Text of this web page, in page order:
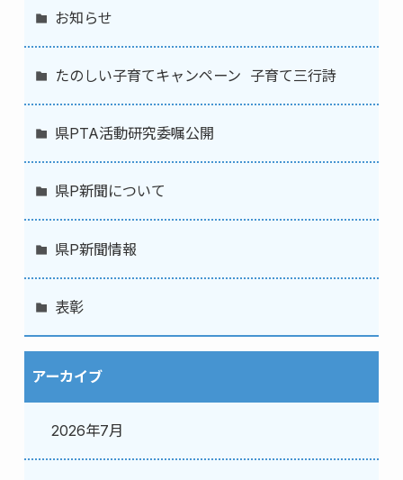
お知らせ
たのしい子育てキャンペーン 子育て三行詩
県PTA活動研究委嘱公開
県P新聞について
県P新聞情報
表彰
アーカイブ
2026年7月